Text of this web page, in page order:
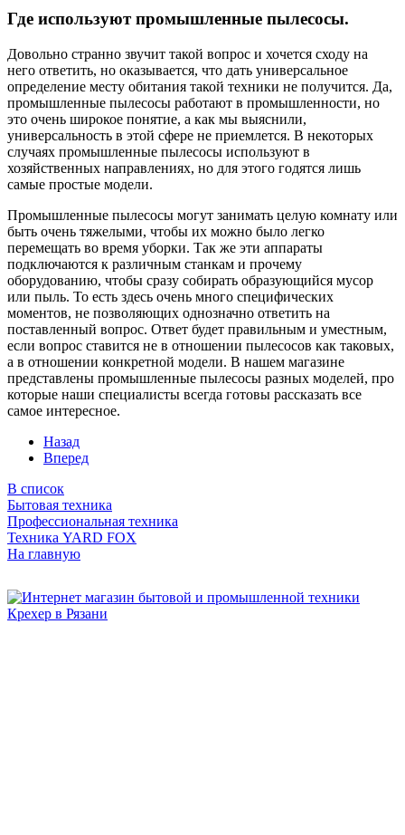
Где используют промышленные пылесосы.
Довольно странно звучит такой вопрос и хочется сходу на
него ответить, но оказывается, что дать универсальное
определение месту обитания такой техники не получится. Да,
промышленные пылесосы работают в промышленности, но
это очень широкое понятие, а как мы выяснили,
универсальность в этой сфере не приемлется. В некоторых
случаях промышленные пылесосы используют в
хозяйственных направлениях, но для этого годятся лишь
самые простые модели.
Промышленные пылесосы могут занимать целую комнату или
быть очень тяжелыми, чтобы их можно было легко
перемещать во время уборки. Так же эти аппараты
подключаются к различным станкам и прочему
оборудованию, чтобы сразу собирать образующийся мусор
или пыль. То есть здесь очень много специфических
моментов, не позволяющих однозначно ответить на
поставленный вопрос. Ответ будет правильным и уместным,
если вопрос ставится не в отношении пылесосов как таковых,
а в отношении конкретной модели. В нашем магазине
представлены промышленные пылесосы разных моделей, про
которые наши специалисты всегда готовы рассказать все
самое интересное.
Назад
Вперед
В список
Бытовая техника
Профессиональная техника
Техника YARD FOX
На главную